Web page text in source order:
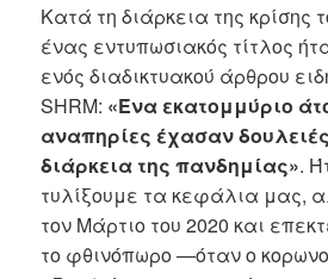
Κατά τη διάρκεια της κρίσης
ένας εντυπωσιακός τίτλος
ενός διαδικτυακού άρθρου
SHRM: «Ένα εκατομμύριο
αναπηρίες έχασαν
διάρκεια της πανδημίας».
τυλίξουμε τα κεφάλια μας,
τον Μάρτιο του 2020 και
το φθινόπωρο —όταν ο